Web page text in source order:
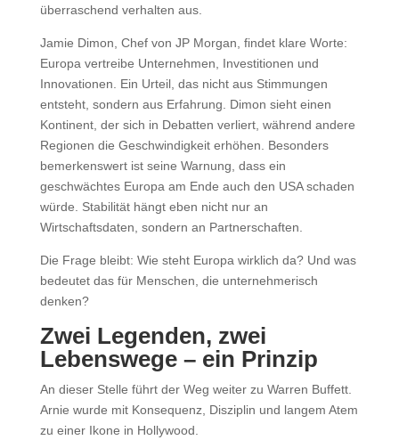
überraschend verhalten aus.
Jamie Dimon, Chef von JP Morgan, findet klare Worte:
Europa vertreibe Unternehmen, Investitionen und
Innovationen. Ein Urteil, das nicht aus Stimmungen
entsteht, sondern aus Erfahrung. Dimon sieht einen
Kontinent, der sich in Debatten verliert, während andere
Regionen die Geschwindigkeit erhöhen. Besonders
bemerkenswert ist seine Warnung, dass ein
geschwächtes Europa am Ende auch den USA schaden
würde. Stabilität hängt eben nicht nur an
Wirtschaftsdaten, sondern an Partnerschaften.
Die Frage bleibt: Wie steht Europa wirklich da? Und was
bedeutet das für Menschen, die unternehmerisch
denken?
Zwei Legenden, zwei
Lebenswege – ein Prinzip
An dieser Stelle führt der Weg weiter zu Warren Buffett.
Arnie wurde mit Konsequenz, Disziplin und langem Atem
zu einer Ikone in Hollywood.